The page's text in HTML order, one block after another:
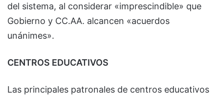
del sistema, al considerar «imprescindible» que
Gobierno y CC.AA. alcancen «acuerdos
unánimes».
CENTROS EDUCATIVOS
Las principales patronales de centros educativos